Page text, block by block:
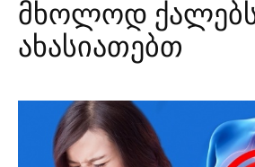
მხოლოდ
ახასიათებთ